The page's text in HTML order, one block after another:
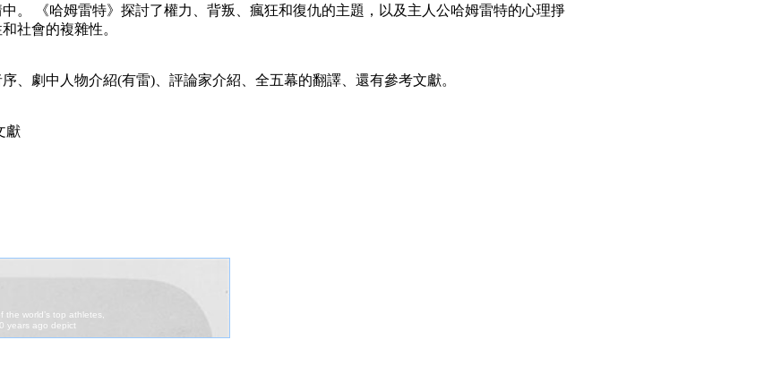
。 《哈姆雷特》探討了權力、背叛、瘋狂和復仇的主題，以及主人公哈姆雷特的心理掙
社會的複雜性。
、劇中人物介紹(有雷)、評論家介紹、全五幕的翻譯、還有參考文獻。
獻